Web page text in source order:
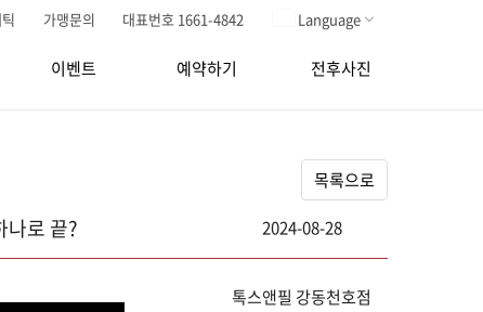
가맹문의 대표번호 1661-4842 Language
이벤트 예약하기 전후사진
목록으로
나로 끝? 2024-08-28
톡스앤필 강동천호점